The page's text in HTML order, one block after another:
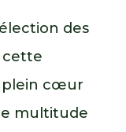
des
cette
plein cœur
multitude